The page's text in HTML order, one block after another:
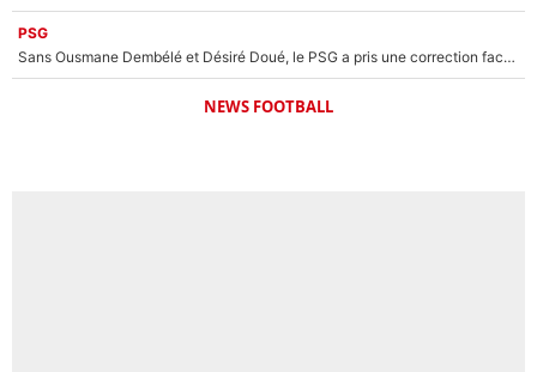
PSG
Sans Ousmane Dembélé et Désiré Doué, le PSG a pris une correction face à Majorque : Luis Enrique attend avec impatience des renforts !
NEWS FOOTBALL